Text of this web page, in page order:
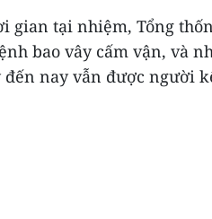
gian tại nhiệm, Tổng
bao vây cấm vận, và
đến nay vẫn được người